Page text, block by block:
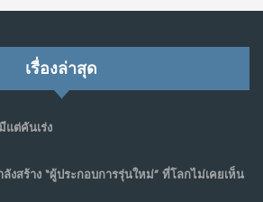
เริ่มต้นของ “ขบวนการประท้วงดิจิทัล” ครั้งใหม่
เรื่องล่าสุด
แต่คันเร่ง
งสร้าง “ผู้ประกอบการรุ่นใหม่” ที่โลกไม่เคยเห็น